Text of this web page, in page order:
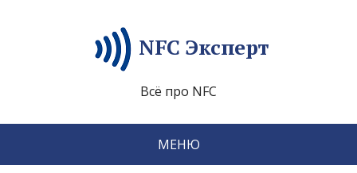
NFC Эксперт
Всё про NFC
МЕНЮ